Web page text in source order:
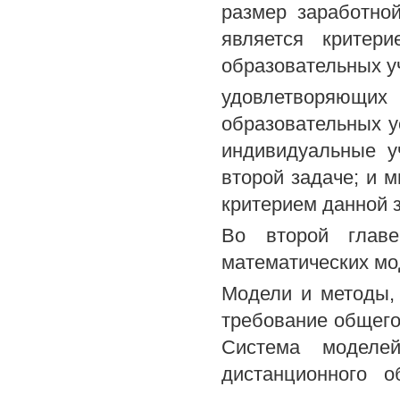
размер
является
образовательных
образовательных
индивидуальные
второй задаче; и
критерием данной
Во второй
математических
Модели и методы,
требование
Система
дистанционного